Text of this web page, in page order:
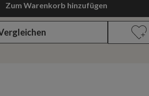
Zum Warenkorb hinzufügen